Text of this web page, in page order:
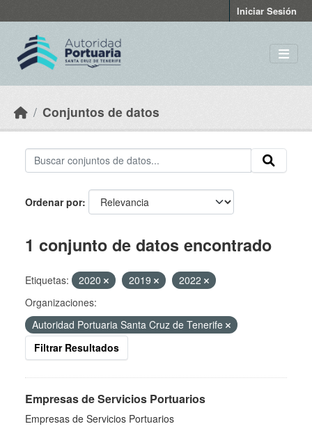
Iniciar Sesión
Conjuntos de datos
Ordenar por
1 conjunto de datos encontrado
Etiquetas: 2020 2019
2022
Organizaciones:
Autoridad Portuaria Santa Cruz de Tenerife
Filtrar Resultados
Empresas de Servicios Portuarios
Empresas de Servicios Portuarios